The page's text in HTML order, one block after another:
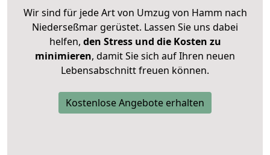
Wir sind für jede Art von Umzug von Hamm nach
Niederseßmar gerüstet. Lassen Sie uns dabei
helfen, den Stress und die Kosten zu
minimieren, damit Sie sich auf Ihren neuen
Lebensabschnitt freuen können.
Kostenlose Angebote erhalten